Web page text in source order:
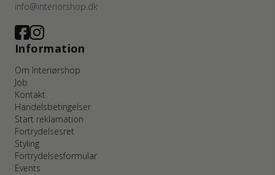
info@interiorshop.dk
Information
Om Interiørshop
Job
Kontakt
Handelsbetingelser
Start reklamation
Fortrydelsesret
Styling
Fortrydelsesformular
Events